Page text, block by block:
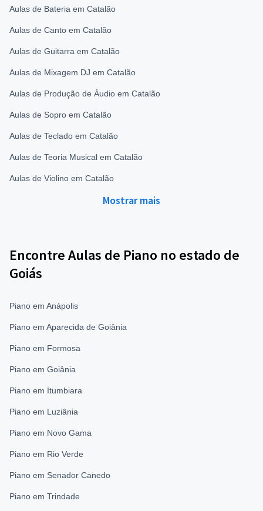
Aulas de Bateria em Catalão
Aulas de Canto em Catalão
Aulas de Guitarra em Catalão
Aulas de Mixagem DJ em Catalão
Aulas de Produção de Áudio em Catalão
Aulas de Sopro em Catalão
Aulas de Teclado em Catalão
Aulas de Teoria Musical em Catalão
Aulas de Violino em Catalão
Mostrar mais
Encontre Aulas de Piano no estado de
Goiás
Piano em Anápolis
Piano em Aparecida de Goiânia
Piano em Formosa
Piano em Goiânia
Piano em Itumbiara
Piano em Luziânia
Piano em Novo Gama
Piano em Rio Verde
Piano em Senador Canedo
Piano em Trindade